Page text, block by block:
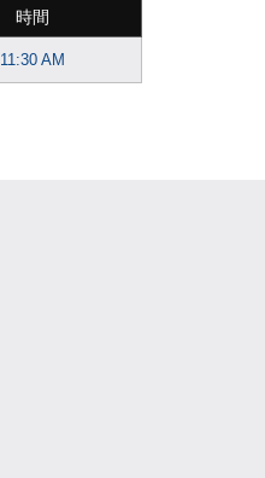
時間
11:30 AM